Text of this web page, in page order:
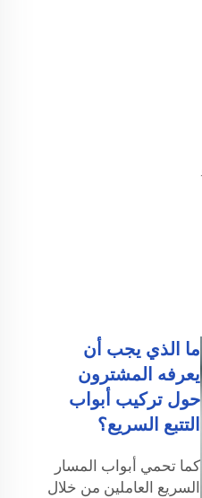
ما الذي يجب أن
يعرفه المشترون
حول تركيب أبواب
التتبع السريع؟
كما تحمي أبواب المسار
السريع العاملين من خلال